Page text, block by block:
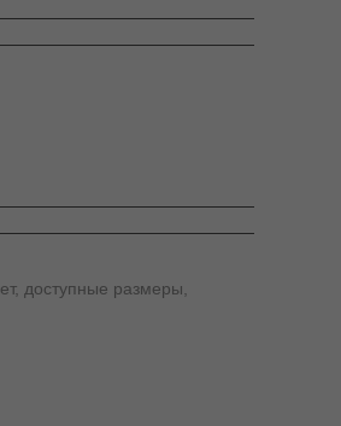
доступные размеры,